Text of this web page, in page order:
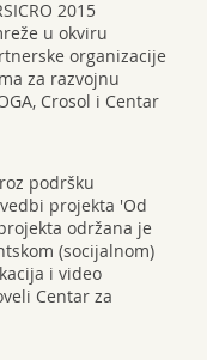
2015
u okviru
organizacije
za razvojnu
Crosol i Centar
podršku
projekta 'Od
održana je
(socijalnom)
i video
Centar za